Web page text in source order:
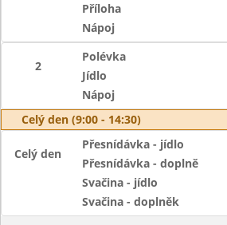
Příloha
Nápoj
2
Polévka
Jídlo
Nápoj
Celý den (9:00 - 14:30)
Celý den
Přesnídávka - jídlo
Přesnídávka - doplně
Svačina - jídlo
Svačina - doplněk